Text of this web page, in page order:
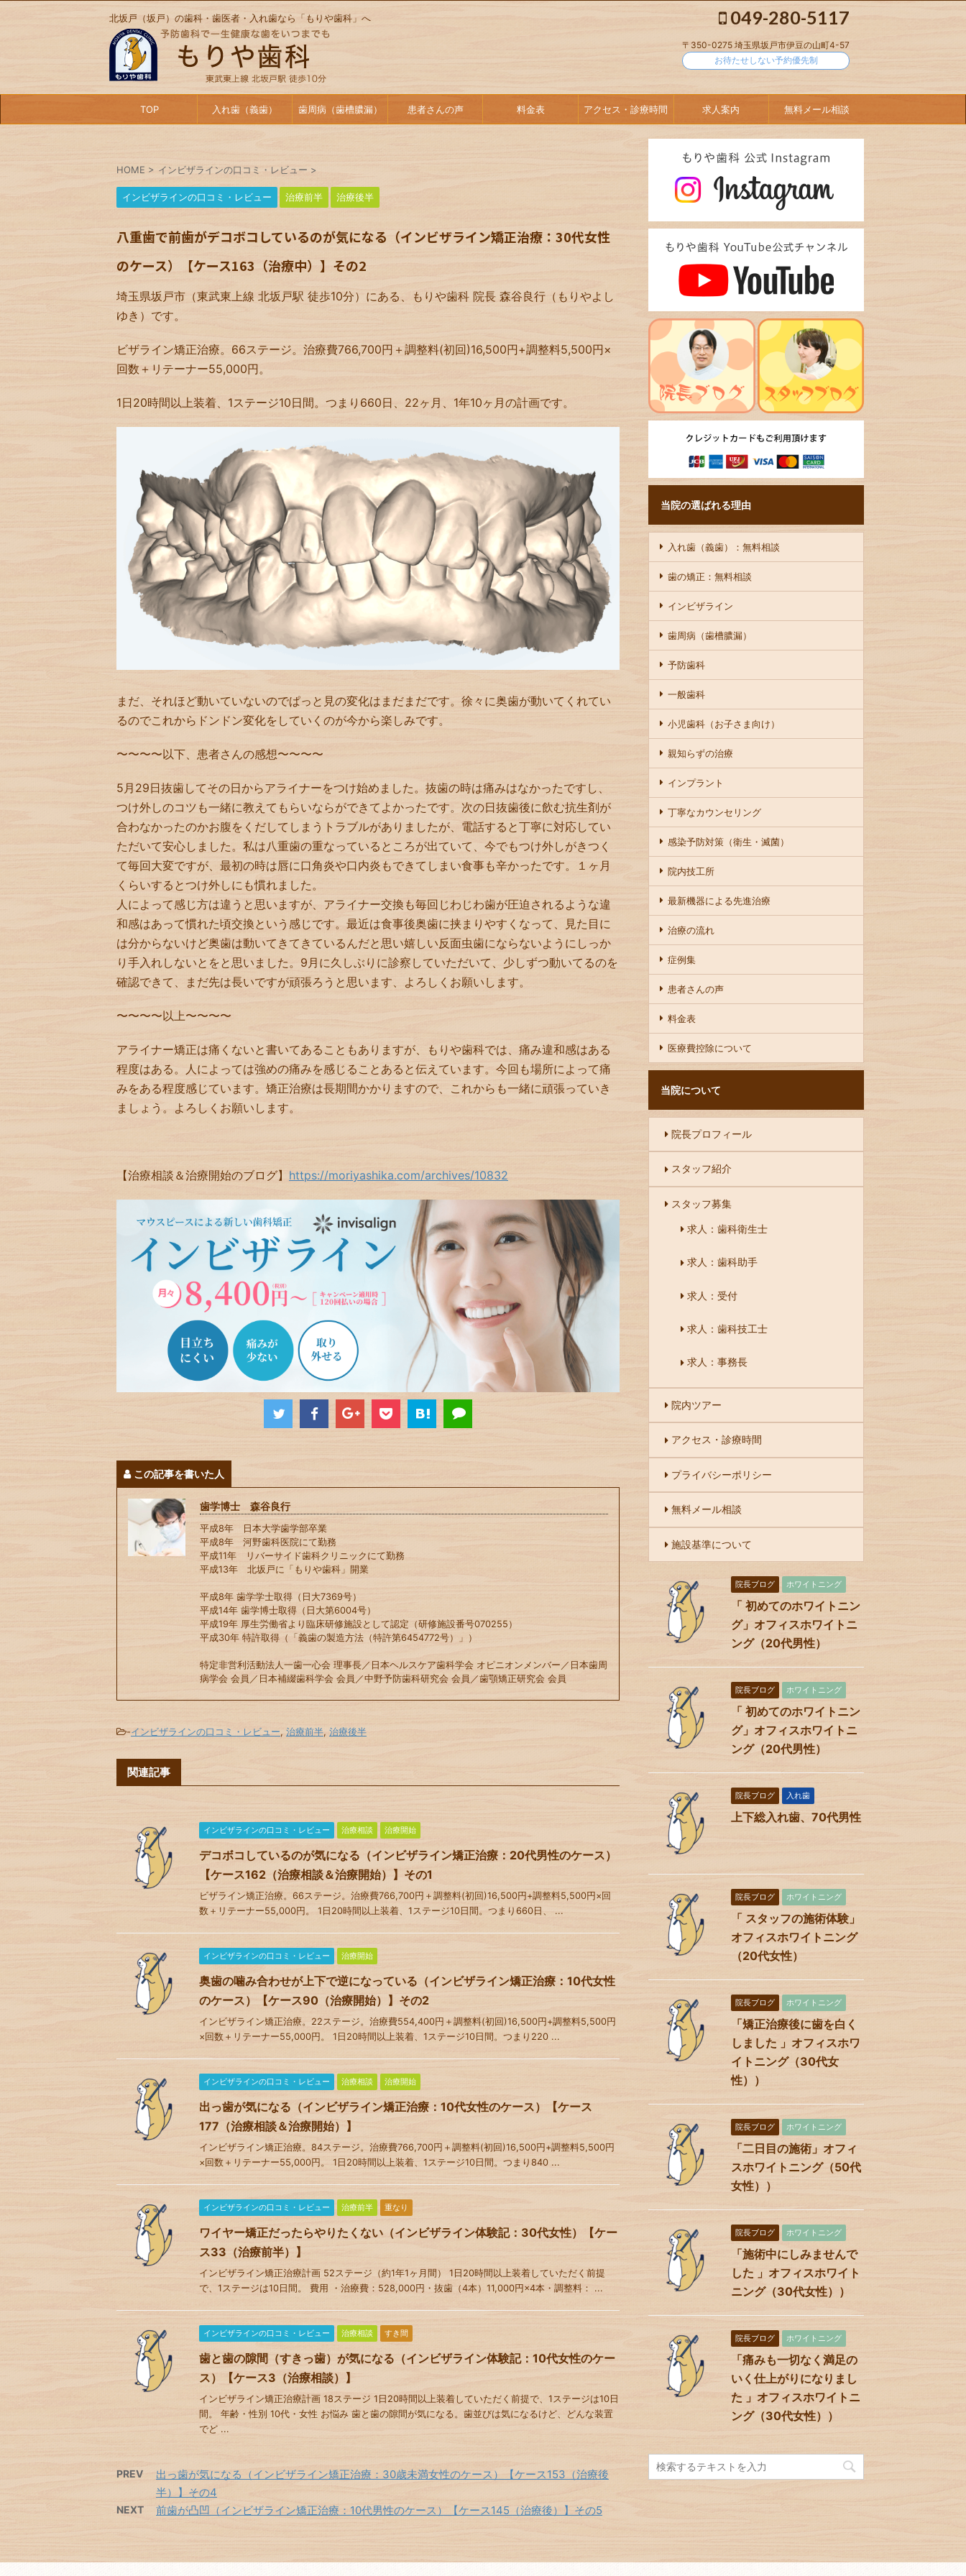
北坂戸（坂戸）の歯科・歯医者・入れ歯なら「もりや歯科」へ 049-280-5117
〒350-0275 埼玉県坂戸市伊豆の山町4-57
お待たせしない予約優先制
TOP 入れ歯（義歯） 歯周病（歯槽膿漏） 患者さんの声 料金表 アクセス・診療時間 求人案内 無料メール相談
HOME > インビザラインの口コミ・レビュー >
インビザラインの口コミ・レビュー 治療前半 治療後半
八重歯で前歯がデコボコしているのが気になる（インビザライン矯正治療：30代女性
のケース）【ケース163（治療中）】その2
埼玉県坂戸市（東武東上線 北坂戸駅 徒歩10分）にある、もりや歯科 院長 森谷良行（もりやよし
ゆき）です。
ビザライン矯正治療。66ステージ。治療費766,700円＋調整料(初回)16,500円+調整料5,500円×
回数＋リテーナー55,000円。
1日20時間以上装着、1ステージ10日間。つまり660日、22ヶ月、1年10ヶ月の計画です。
まだ、それほど動いていないのでぱっと見の変化はまだまだです。徐々に奥歯が動いてくれてい
るのでこれからドンドン変化をしていくのが今から楽しみです。
〜〜〜〜以下、患者さんの感想〜〜〜〜
5月29日抜歯してその日からアライナーをつけ始めました。抜歯の時は痛みはなかったですし、
つけ外しのコツも一緒に教えてもらいならができてよかったです。次の日抜歯後に飲む抗生剤が
合わなかったのかお腹をくだしてしまうトラブルがありましたが、電話すると丁寧に対応してい
ただいて安心しました。私は八重歯の重なっているところが出ていて、今でもつけ外しがきつく
て毎回大変ですが、最初の時は唇に口角炎や口内炎もできてしまい食事も辛かったです。１ヶ月
くらいするとつけ外しにも慣れました。
人によって感じ方は違うと思いますが、アライナー交換も毎回じわじわ歯が圧迫されるような違
和感はあって慣れた頃交換という感じです。最近は食事後奥歯に挟まりやすくなって、見た目に
は分からないけど奥歯は動いてきてきているんだと思い嬉しい反面虫歯にならないようにしっか
り手入れしないとをと思いました。9月に久しぶりに診察していただいて、少しずつ動いてるのを
確認できて、まだ先は長いですが頑張ろうと思います、よろしくお願いします。
〜〜〜〜以上〜〜〜〜
アライナー矯正は痛くないと書いてあることもありますが、もりや歯科では、痛み違和感はある
程度はある。人によっては強めの痛みを感じることあると伝えています。今回も場所によって痛
みをある程度感じています。矯正治療は長期間かかりますので、これからも一緒に頑張っていき
ましょう。よろしくお願いします。
【治療相談＆治療開始のブログ】 https://moriyashika.com/archives/10832
この記事を書いた人
歯学博士 森谷良行
平成8年 日本大学歯学部卒業
平成8年 河野歯科医院にて勤務
平成11年 リバーサイド歯科クリニックにて勤務
平成13年 北坂戸に「もりや歯科」開業
平成8年 歯学学士取得（日大7369号）
平成14年 歯学博士取得（日大第6004号）
平成19年 厚生労働省より臨床研修施設として認定（研修施設番号070255）
平成30年 特許取得（「義歯の製造方法（特許第6454772号）」）
特定非営利活動法人一歯一心会 理事長／日本ヘルスケア歯科学会 オピニオンメンバー／日本歯周
病学会 会員／日本補綴歯科学会 会員／中野予防歯科研究会 会員／歯顎矯正研究会 会員
-インビザラインの口コミ・レビュー, 治療前半, 治療後半
関連記事
インビザラインの口コミ・レビュー 治療相談 治療開始
デコボコしているのが気になる（インビザライン矯正治療：20代男性のケース）
【ケース162（治療相談＆治療開始）】その1
ビザライン矯正治療。66ステージ。治療費766,700円＋調整料(初回)16,500円+調整料5,500円×回
数＋リテーナー55,000円。 1日20時間以上装着、1ステージ10日間。つまり660日、 ...
インビザラインの口コミ・レビュー 治療開始
奥歯の噛み合わせが上下で逆になっている（インビザライン矯正治療：10代女性
のケース）【ケース90（治療開始）】その2
インビザライン矯正治療。22ステージ。治療費554,400円＋調整料(初回)16,500円+調整料5,500円
×回数＋リテーナー55,000円。 1日20時間以上装着、1ステージ10日間。つまり220 ...
インビザラインの口コミ・レビュー 治療相談 治療開始
出っ歯が気になる（インビザライン矯正治療：10代女性のケース）【ケース
177（治療相談＆治療開始）】
インビザライン矯正治療。84ステージ。治療費766,700円＋調整料(初回)16,500円+調整料5,500円
×回数＋リテーナー55,000円。 1日20時間以上装着、1ステージ10日間。つまり840 ...
インビザラインの口コミ・レビュー 治療前半 重なり
ワイヤー矯正だったらやりたくない（インビザライン体験記：30代女性）【ケー
ス33（治療前半）】
インビザライン矯正治療計画 52ステージ（約1年1ヶ月間） 1日20時間以上装着していただく前提
で、1ステージは10日間。 費用 ・治療費：528,000円・抜歯（4本）11,000円×4本・調整料： ...
インビザラインの口コミ・レビュー 治療相談 すき間
歯と歯の隙間（すきっ歯）が気になる（インビザライン体験記：10代女性のケー
ス）【ケース3（治療相談）】
インビザライン矯正治療計画 18ステージ 1日20時間以上装着していただく前提で、1ステージは10日
間。 年齢・性別 10代・女性 お悩み 歯と歯の隙間が気になる。歯並びは気になるけど、どんな装置
でど ...
PREV
出っ歯が気になる（インビザライン矯正治療：30歳未満女性のケース）【ケース153（治療後
半）】その4
NEXT 前歯が凸凹（インビザライン矯正治療：10代男性のケース）【ケース145（治療後）】その5
当院の選ばれる理由
入れ歯（義歯）：無料相談
歯の矯正：無料相談
インビザライン
歯周病（歯槽膿漏）
予防歯科
一般歯科
小児歯科（お子さま向け）
親知らずの治療
インプラント
丁寧なカウンセリング
感染予防対策（衛生・滅菌）
院内技工所
最新機器による先進治療
治療の流れ
症例集
患者さんの声
料金表
医療費控除について
当院について
院長プロフィール
スタッフ紹介
スタッフ募集
求人：歯科衛生士
求人：歯科助手
求人：受付
求人：歯科技工士
求人：事務長
院内ツアー
アクセス・診療時間
プライバシーポリシー
無料メール相談
施設基準について
院長ブログ ホワイトニング
「 初めてのホワイトニン
グ」オフィスホワイトニ
ング（20代男性）
院長ブログ ホワイトニング
「 初めてのホワイトニン
グ」オフィスホワイトニ
ング（20代男性）
院長ブログ 入れ歯
上下総入れ歯、70代男性
院長ブログ ホワイトニング
「 スタッフの施術体験」
オフィスホワイトニング
（20代女性）
院長ブログ ホワイトニング
「矯正治療後に歯を白く
しました 」オフィスホワ
イトニング（30代女
性））
院長ブログ ホワイトニング
「二日目の施術」オフィ
スホワイトニング（50代
女性））
院長ブログ ホワイトニング
「施術中にしみませんで
した 」オフィスホワイト
ニング（30代女性））
院長ブログ ホワイトニング
「痛みも一切なく満足の
いく仕上がりになりまし
た 」オフィスホワイトニ
ング（30代女性））